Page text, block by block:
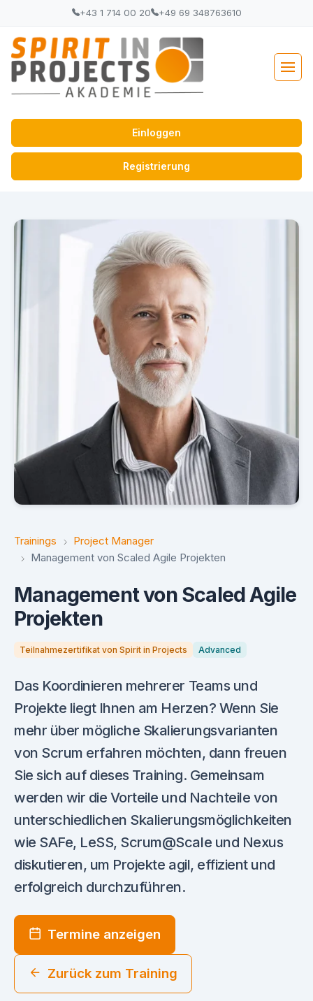
+43 1 714 00 20 +49 69 348763610
Einloggen
Registrierung
Trainings
Project Manager
Management von Scaled Agile Projekten
Management von Scaled Agile
Projekten
Teilnahmezertifikat von Spirit in Projects Advanced
Das Koordinieren mehrerer Teams und
Projekte liegt Ihnen am Herzen? Wenn Sie
mehr über mögliche Skalierungsvarianten
von Scrum erfahren möchten, dann freuen
Sie sich auf dieses Training. Gemeinsam
werden wir die Vorteile und Nachteile von
unterschiedlichen Skalierungsmöglichkeiten
wie SAFe, LeSS, Scrum@Scale und Nexus
diskutieren, um Projekte agil, effizient und
erfolgreich durchzuführen.
Termine anzeigen
Zurück zum Training